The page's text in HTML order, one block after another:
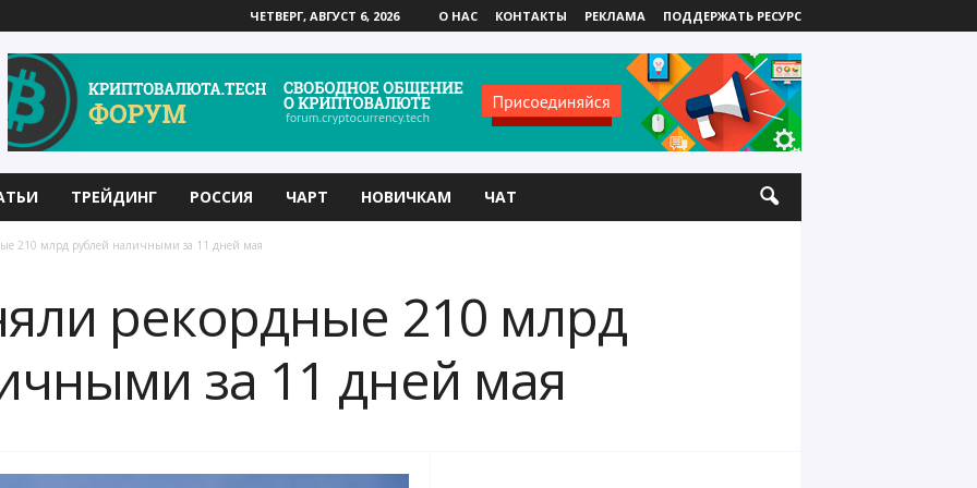
ЧЕТВЕРГ, АВГУСТ 6, 2026 О НАС КОНТАКТЫ РЕКЛАМА ПОДДЕРЖАТЬ РЕСУРС
ТРЕЙДИНГ РОССИЯ ЧАРТ НОВИЧКАМ ЧАТ
210 млрд рублей наличными за 11 дней мая
рекордные 210 млрд
за 11 дней мая